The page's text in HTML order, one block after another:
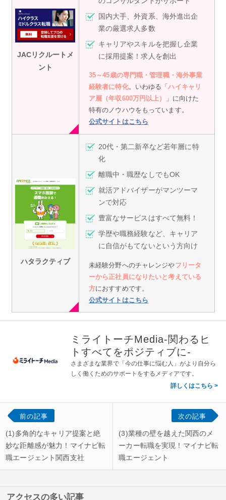
JACリクルートメ
ント
国内大手、外資系、海外進出企
業の厳選求人多数
キャリアやスキルを把握し企業
に採用提案！求人を創出
35～45歳の専門職・管理職・海外事業
経験者に特化。いわゆる「ハイキャリ
ア層（年収600万円以上）
」に向けた
特有のノウハウをもっています。
公式サイトはこちら
ハタラクティブ
20代・第二新卒など若年層に特
化
離職中・職歴なしでもOK
就活アドバイザーがマンツーマ
ンで対応
豊富なサービスはすべて無料！
学歴や職務経験など、キャリア
に自信がもてないという方向け
未経験分野へのチャレンジやフリータ
ーから正社員になりたいと考えている
方におすすめです。
公式サイトはこちら
ミライトーチMedia-関わるヒ
トすべてをポジティブに-
さまざまな業界で「今の仕事に悩む人」がより自分ら
しく働くためのサポートをするメディアです。
詳しくはこちら
前の記事
(1)多角的なキャリア提案と絶
妙な距離感が魅力！マイナビ転
職エージェント関西支社
次の記事
(3)業種の壁を越えた関西のメ
ーカー転職を実現！マイナビ転
職エージェント
アクセスの多い記事